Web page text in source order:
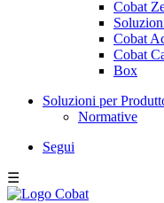
Cobat
Cobat
Cobat
Box
Soluzioni per
Normative
Segui
☰